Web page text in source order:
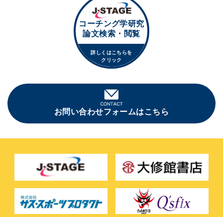
コーチング学研究
論文検索・閲覧
詳しくはこちらを
クリック
お問い合わせフォームはこちら